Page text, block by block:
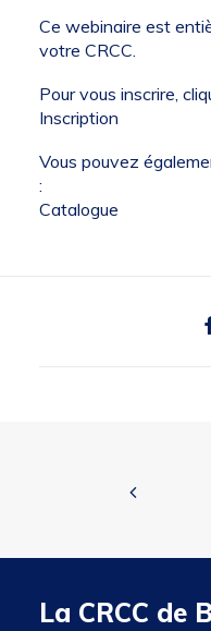
Ce webinaire est
votre CRCC.
Pour vous inscrire,
Inscription
Vous pouvez
:
Catalogue
La CRCC de